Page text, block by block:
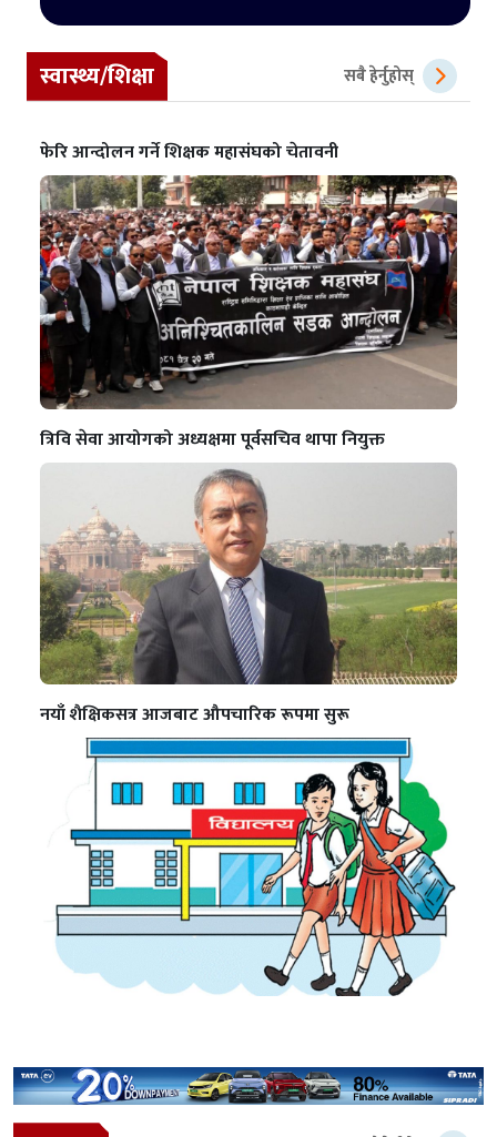
स्वास्थ्य/शिक्षा सबै हेर्नुहोस्
फेरि आन्दोलन गर्ने शिक्षक महासंघको चेतावनी
त्रिवि सेवा आयोगको अध्यक्षमा पूर्वसचिव थापा नियुक्त
नयाँ शैक्षिकसत्र आजबाट औपचारिक रूपमा सुरू